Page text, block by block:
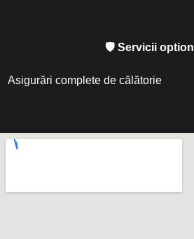
🛡 Servicii
Asigurări complete de călătorie